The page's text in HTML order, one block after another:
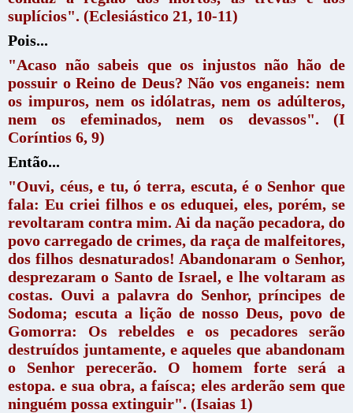
suplícios". (Eclesiástico 21, 10-11)
Pois...
"Acaso não sabeis que os injustos não hão de
possuir o Reino de Deus? Não vos enganeis: nem
os impuros, nem os idólatras, nem os adúlteros,
nem os efeminados, nem os devassos". (I
Coríntios 6, 9)
Então...
"Ouvi, céus, e tu, ó terra, escuta, é o Senhor que
fala: Eu criei filhos e os eduquei, eles, porém, se
revoltaram contra mim. Ai da nação pecadora, do
povo carregado de crimes, da raça de malfeitores,
dos filhos desnaturados! Abandonaram o Senhor,
desprezaram o Santo de Israel, e lhe voltaram as
costas. Ouvi a palavra do Senhor, príncipes de
Sodoma; escuta a lição de nosso Deus, povo de
Gomorra: Os rebeldes e os pecadores serão
destruídos juntamente, e aqueles que abandonam
o Senhor perecerão. O homem forte será a
estopa. e sua obra, a faísca; eles arderão sem que
ninguém possa extinguir". (Isaias 1)